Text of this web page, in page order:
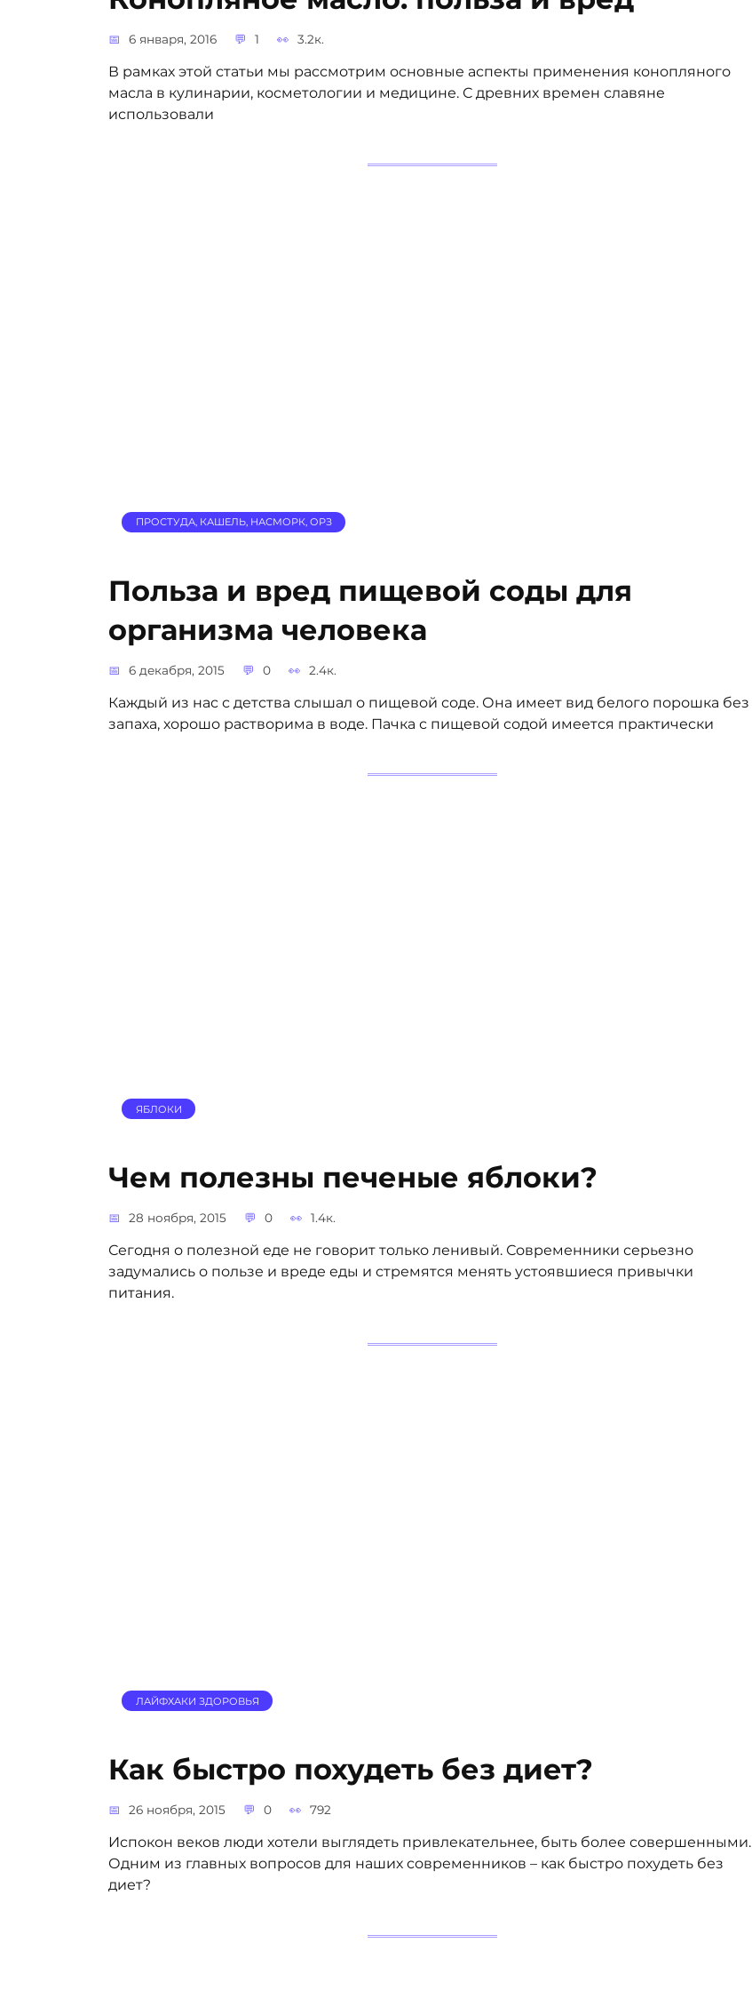
6 января, 2016 1 3.2к.
В рамках этой статьи мы рассмотрим основные аспекты применения конопляного
масла в кулинарии, косметологии и медицине. С древних времен славяне
использовали
ПРОСТУДА, КАШЕЛЬ, НАСМОРК, ОРЗ
Польза и вред пищевой соды для
организма человека
6 декабря, 2015 0 2.4к.
Каждый из нас с детства слышал о пищевой соде. Она имеет вид белого порошка без
запаха, хорошо растворима в воде. Пачка с пищевой содой имеется практически
ЯБЛОКИ
Чем полезны печеные яблоки?
28 ноября, 2015 0 1.4к.
Сегодня о полезной еде не говорит только ленивый. Современники серьезно
задумались о пользе и вреде еды и стремятся менять устоявшиеся привычки
питания.
ЛАЙФХАКИ ЗДОРОВЬЯ
Как быстро похудеть без диет?
26 ноября, 2015 0 792
Испокон веков люди хотели выглядеть привлекательнее, быть более совершенными.
Одним из главных вопросов для наших современников – как быстро похудеть без
диет?